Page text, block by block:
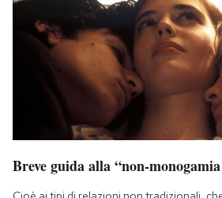
Breve guida alla “non-